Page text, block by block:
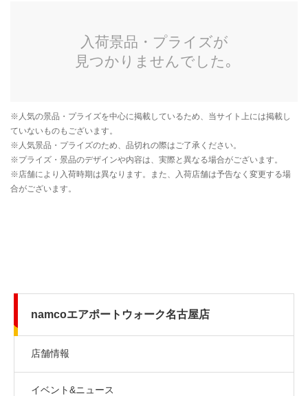
namcoエアポートウォーク名古屋店
店舗情報
イベント&ニュース